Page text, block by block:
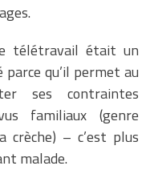
télétravail était un
qu’il permet au
ses contraintes
familiaux (genre
– c’est plus
malade.